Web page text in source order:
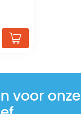
voor onze